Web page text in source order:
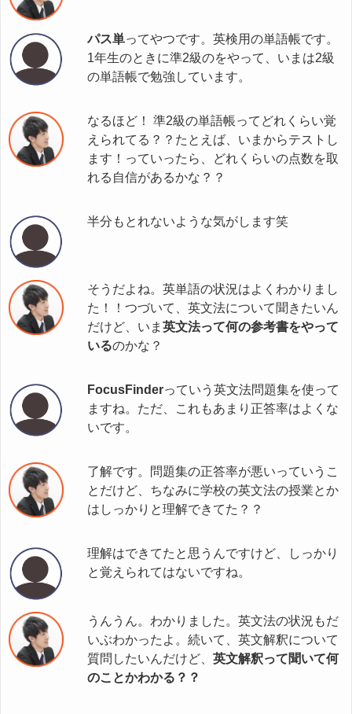
パス単ってやつです。英検用の単語帳です。
1年生のときに準2級のをやって、いまは2級
の単語帳で勉強しています。
なるほど！ 準2級の単語帳ってどれくらい覚
えられてる？？たとえば、いまからテストし
ます！っていったら、どれくらいの点数を取
れる自信があるかな？？
半分もとれないような気がします笑
そうだよね。英単語の状況はよくわかりまし
た！！つづいて、英文法について聞きたいん
だけど、いま 英文法って何の参考書をやって
いるのかな？
FocusFinderっていう英文法問題集を使って
ますね。ただ、これもあまり正答率はよくな
いです。
了解です。問題集の正答率が悪いっていうこ
とだけど、ちなみに学校の英文法の授業とか
はしっかりと理解できてた？？
理解はできてたと思うんですけど、しっかり
と覚えられてはないですね。
うんうん。わかりました。英文法の状況もだ
いぶわかったよ。続いて、英文解釈について
質問したいんだけど、 英文解釈って聞いて何
のことかわかる？？